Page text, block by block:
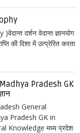
दर्शन वेदान्त ज्ञानयोग
की दिशा में उत्प्रेरित करता
Pradesh GK
General
Pradesh GK in
Knowledge मध्य प्रदेश